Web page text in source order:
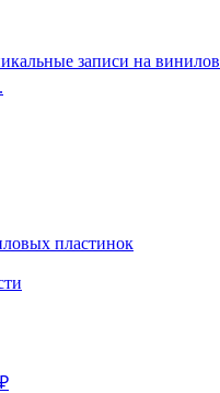
записи на
пластинок